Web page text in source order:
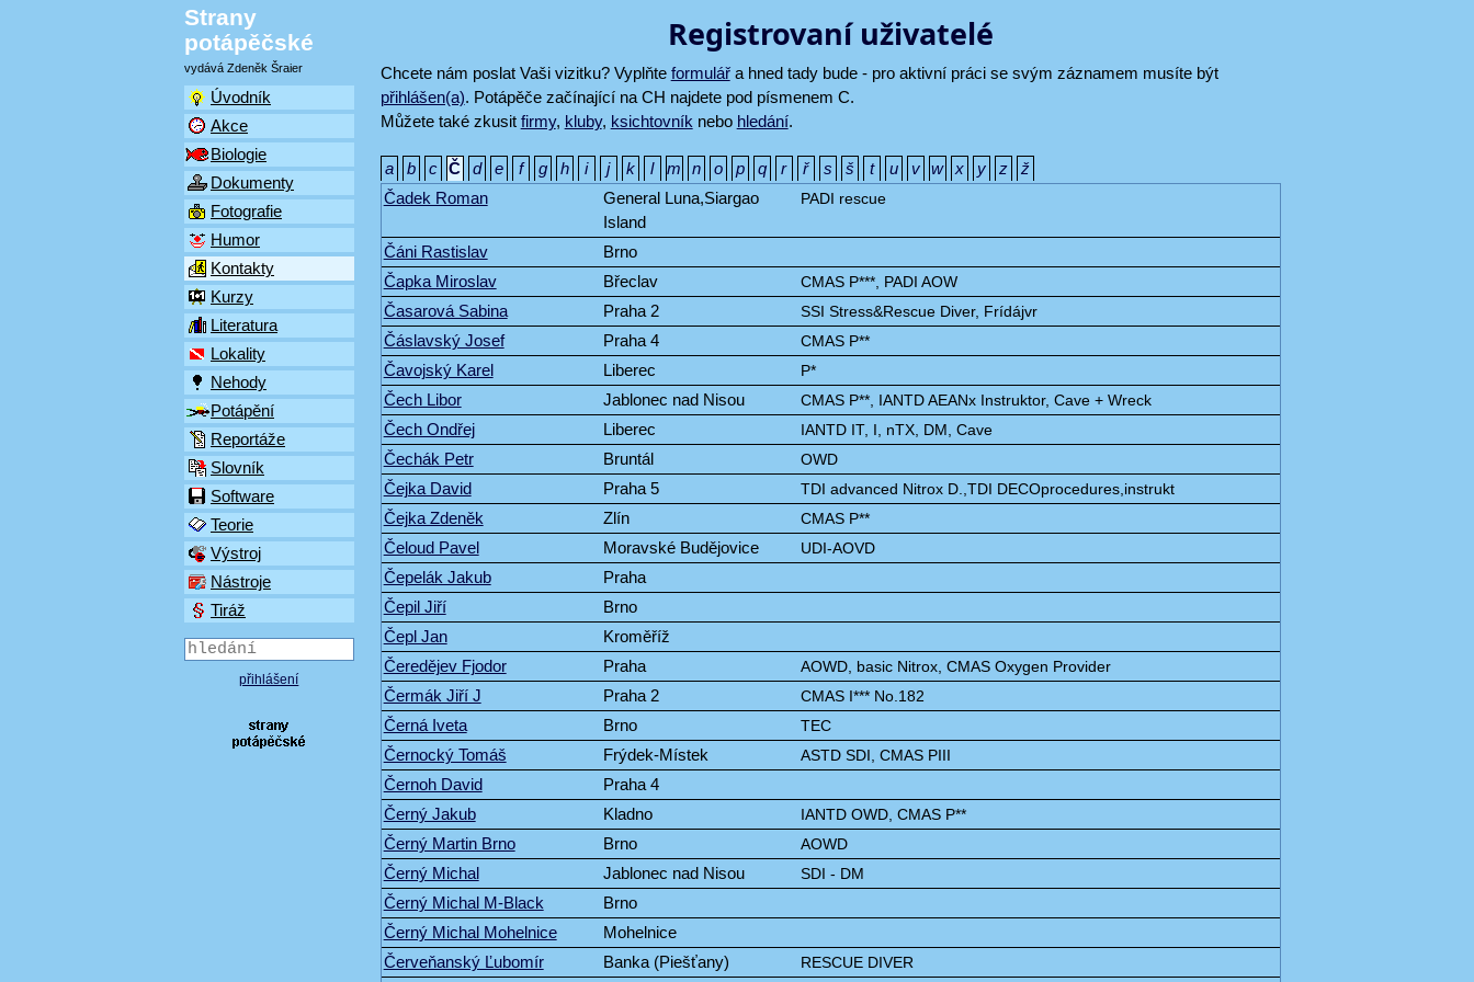
Strany
potápěčské
vydává Zdeněk Šraier
Úvodník
Akce
Biologie
Dokumenty
Fotografie
Humor
Kontakty
Kurzy
Literatura
Lokality
Nehody
Potápění
Reportáže
Slovník
Software
Teorie
Výstroj
Nástroje
Tiráž
přihlášení
Registrovaní uživatelé
Chcete nám poslat Vaši vizitku? Vyplňte formulářa hned tady bude - pro aktivní práci se svým záznamem musíte být
přihlášen(a). Potápěče začínající na CH najdete pod písmenem C.
Můžete také zkusit firmy, kluby, ksichtovník nebo hledání.
a b c Č d e f g h i j k l m n o p q r ř s š t u v w x y z
ž
Čadek Roman
General Luna,Siargao
Island
PADI rescue
Čáni Rastislav
Brno
Čapka Miroslav
Břeclav CMAS P***, PADI AOW
Časarová Sabina Praha 2 SSI Stress&Rescue Diver, Frídájvr
Čáslavský Josef Praha 4 CMAS P**
Čavojský Karel Liberec P*
Čech Libor Jablonec nad Nisou CMAS P**, IANTD AEANx Instruktor, Cave + Wreck
Čech Ondřej Liberec IANTD IT, I, nTX, DM, Cave
Čechák Petr Bruntál OWD
Čejka David Praha 5 TDI advanced Nitrox D.,TDI DECOprocedures,instrukt
Čejka Zdeněk Zlín CMAS P**
Čeloud Pavel Moravské Budějovice UDI-AOVD
Čepelák Jakub
Praha
Čepil Jiří
Brno
Čepl Jan
Kroměříž
Čeredějev Fjodor
Praha AOWD, basic Nitrox, CMAS Oxygen Provider
Čermák Jiří J Praha 2 CMAS I*** No.182
Černá Iveta Brno TEC
Černocký Tomáš Frýdek-Místek ASTD SDI, CMAS PIII
Černoh David
Praha 4
Černý Jakub
Kladno IANTD OWD, CMAS P**
Černý Martin Brno Brno AOWD
Černý Michal Jablonec nad Nisou SDI - DM
Černý Michal M-Black
Brno
Černý Michal Mohelnice
Mohelnice
Červeňanský Ľubomír
Banka (Piešťany) RESCUE DIVER